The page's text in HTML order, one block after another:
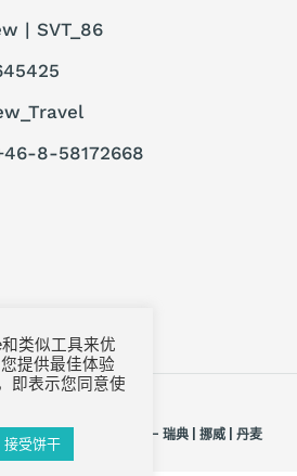
| SVT_86
8-58172668
- 北欧瑞景旅行社 - 瑞典 | 挪威 | 丹麦
类似工具来优
提供最佳体验
即表示您同意使
接受饼干